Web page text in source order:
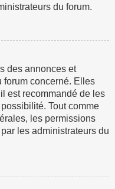
du forum.
des annonces et
forum concerné. Elles
est recommandé de les
Tout comme
les permissions
les administrateurs du